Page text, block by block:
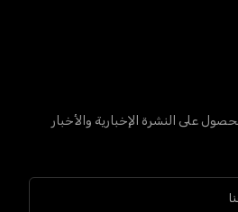
على النشرة الإخبارية والأخبار